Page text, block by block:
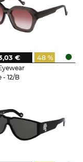
- 12/B
48 %
€